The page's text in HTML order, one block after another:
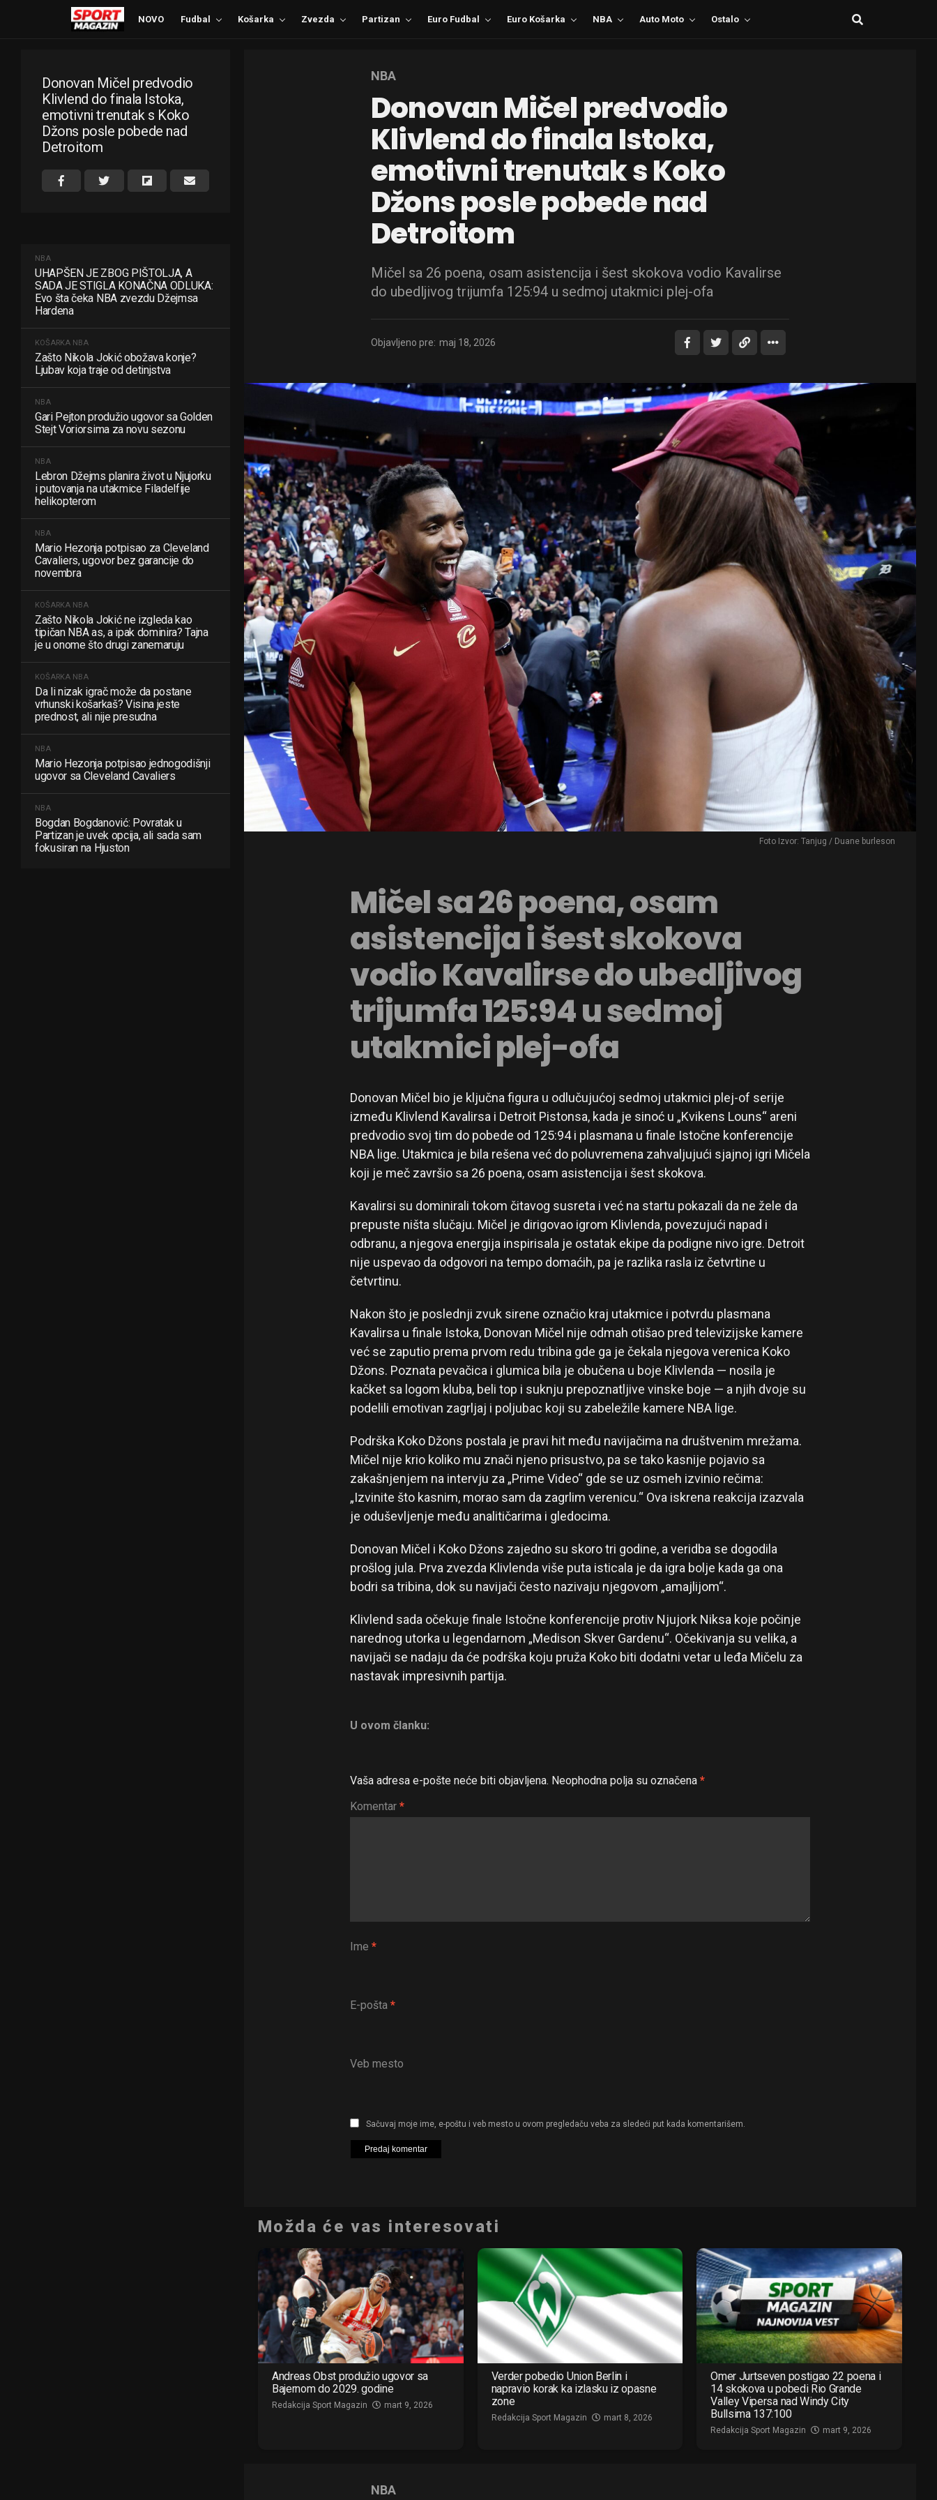
NOVO Fudbal Košarka Zvezda Partizan Euro Fudbal Euro Košarka NBA Auto Moto Ostalo
Donovan Mičel predvodio
Klivlend do finala Istoka,
emotivni trenutak s Koko
Džons posle pobede nad
Detroitom
NBA
UHAPŠEN JE ZBOG PIŠTOLJA, A
SADA JE STIGLA KONAČNA ODLUKA:
Evo šta čeka NBA zvezdu Džejmsa
Hardena
KOŠARKA NBA
Zašto Nikola Jokić obožava konje?
Ljubav koja traje od detinjstva
NBA
Gari Pejton produžio ugovor sa Golden
Stejt Voriorsima za novu sezonu
NBA
Lebron Džejms planira život u Njujorku
i putovanja na utakmice Filadelfije
helikopterom
NBA
Mario Hezonja potpisao za Cleveland
Cavaliers, ugovor bez garancije do
novembra
KOŠARKA NBA
Zašto Nikola Jokić ne izgleda kao
tipičan NBA as, a ipak dominira? Tajna
je u onome što drugi zanemaruju
KOŠARKA NBA
Da li nizak igrač može da postane
vrhunski košarkaš? Visina jeste
prednost, ali nije presudna
NBA
Mario Hezonja potpisao jednogodišnji
ugovor sa Cleveland Cavaliers
NBA
Bogdan Bogdanović: Povratak u
Partizan je uvek opcija, ali sada sam
fokusiran na Hjuston
NBA
Donovan Mičel predvodio
Klivlend do finala Istoka,
emotivni trenutak s Koko
Džons posle pobede nad
Detroitom
Mičel sa 26 poena, osam asistencija i šest skokova vodio Kavalirse
do ubedljivog trijumfa 125:94 u sedmoj utakmici plej-ofa
Objavljeno pre: maj 18, 2026
Foto Izvor: Tanjug / Duane burleson
Mičel sa 26 poena, osam
asistencija i šest skokova
vodio Kavalirse do ubedljivog
trijumfa 125:94 u sedmoj
utakmici plej-ofa
Donovan Mičel bio je ključna figura u odlučujućoj sedmoj utakmici plej-of serije
između Klivlend Kavalirsa i Detroit Pistonsa, kada je sinoć u „Kvikens Louns“ areni
predvodio svoj tim do pobede od 125:94 i plasmana u finale Istočne konferencije
NBA lige. Utakmica je bila rešena već do poluvremena zahvaljujući sjajnoj igri Mičela
koji je meč završio sa 26 poena, osam asistencija i šest skokova.
Kavalirsi su dominirali tokom čitavog susreta i već na startu pokazali da ne žele da
prepuste ništa slučaju. Mičel je dirigovao igrom Klivlenda, povezujući napad i
odbranu, a njegova energija inspirisala je ostatak ekipe da podigne nivo igre. Detroit
nije uspevao da odgovori na tempo domaćih, pa je razlika rasla iz četvrtine u
četvrtinu.
Nakon što je poslednji zvuk sirene označio kraj utakmice i potvrdu plasmana
Kavalirsa u finale Istoka, Donovan Mičel nije odmah otišao pred televizijske kamere
već se zaputio prema prvom redu tribina gde ga je čekala njegova verenica Koko
Džons. Poznata pevačica i glumica bila je obučena u boje Klivlenda — nosila je
kačket sa logom kluba, beli top i suknju prepoznatljive vinske boje — a njih dvoje su
podelili emotivan zagrljaj i poljubac koji su zabeležile kamere NBA lige.
Podrška Koko Džons postala je pravi hit među navijačima na društvenim mrežama.
Mičel nije krio koliko mu znači njeno prisustvo, pa se tako kasnije pojavio sa
zakašnjenjem na intervju za „Prime Video“ gde se uz osmeh izvinio rečima:
„Izvinite što kasnim, morao sam da zagrlim verenicu.“ Ova iskrena reakcija izazvala
je oduševljenje među analitičarima i gledocima.
Donovan Mičel i Koko Džons zajedno su skoro tri godine, a veridba se dogodila
prošlog jula. Prva zvezda Klivlenda više puta isticala je da igra bolje kada ga ona
bodri sa tribina, dok su navijači često nazivaju njegovom „amajlijom“.
Klivlend sada očekuje finale Istočne konferencije protiv Njujork Niksa koje počinje
narednog utorka u legendarnom „Medison Skver Gardenu“. Očekivanja su velika, a
navijači se nadaju da će podrška koju pruža Koko biti dodatni vetar u leđa Mičelu za
nastavak impresivnih partija.
U ovom članku:
Vaša adresa e-pošte neće biti objavljena. Neophodna polja su označena *
Komentar *
Ime *
E-pošta *
Veb mesto
Sačuvaj moje ime, e-poštu i veb mesto u ovom pregledaču veba za sledeći put kada komentarišem.
Možda će vas interesovati
Andreas Obst produžio ugovor sa
Bajernom do 2029. godine
Redakcija Sport Magazin mart 9, 2026
Verder pobedio Union Berlin i
napravio korak ka izlasku iz opasne
zone
Redakcija Sport Magazin mart 8, 2026
Omer Jurtseven postigao 22 poena i
14 skokova u pobedi Rio Grande
Valley Vipersa nad Windy City
Bullsima 137:100
Redakcija Sport Magazin mart 9, 2026
NBA